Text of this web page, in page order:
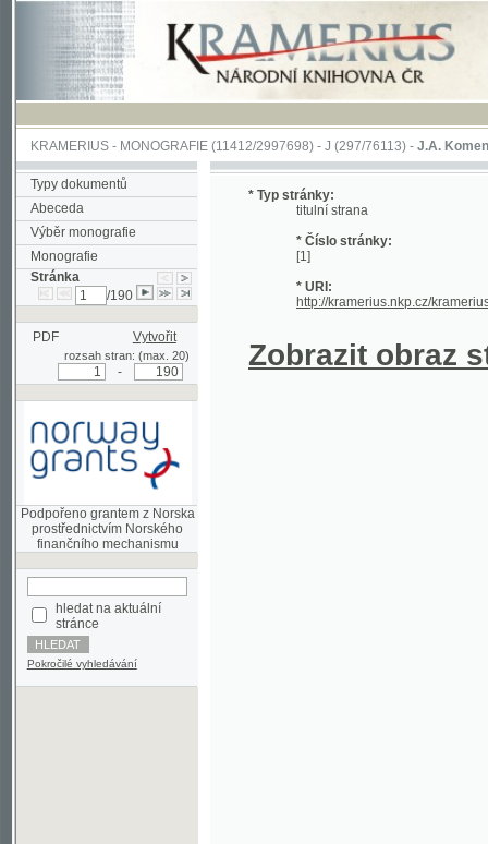
KRAMERIUS-MONOGRAFIE(11412/2997698) -J (297/76113)-J.A. Komenského
Typy dokumentů
Abeceda
Výběr monografie
Monografie
Stránka
/190
PDF Vytvořit
rozsah stran: (max. 20)
Podpořeno grantem z Norska
prostřednictvím Norského
hledat na aktuální
stránce
Pokročilé vyhledávání
* Typ stránky:
titulní strana
* Číslo stránky:
* URI: